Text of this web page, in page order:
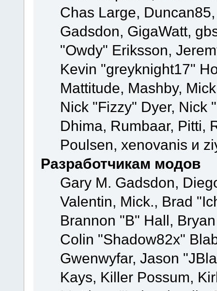
Chas Large,
Gadsdon, GigaWatt,
"Owdy" Eriksson,
Kevin "greyknight17"
Mattitude, Mashby,
Nick "Fizzy" Dyer, Nick
Dhima, Rumbaar, Pitti,
Poulsen, xenovanis и
Разработчикам модов
Gary M. Gadsdon,
Valentin, Mick., Brad
Brannon "B" Hall,
Colin "Shadow82x"
Gwenwyfar, Jason
Kays, Killer Possum,